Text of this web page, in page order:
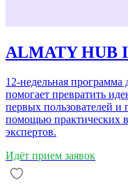
ALMATY HUB
12-недельная программа
помогает превратить
первых пользователей и
помощью практических
экспертов.
Идёт прием заявок